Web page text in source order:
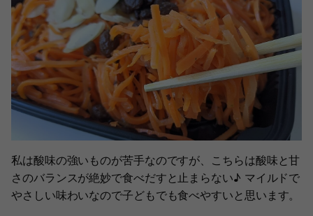
私は酸味の強いものが苦手なのですが、こちらは酸味と甘
さのバランスが絶妙で食べだすと止まらない♪ マイルドで
やさしい味わいなので子どもでも食べやすいと思います。